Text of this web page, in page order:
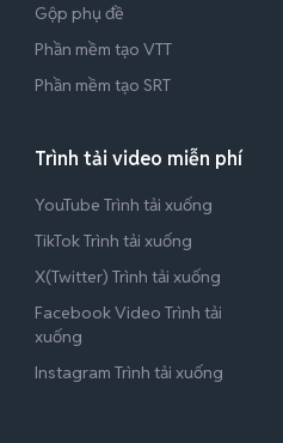
Gộp phụ đề
Phần mềm tạo VTT
Phần mềm tạo SRT
Trình tải video miễn phí
YouTube Trình tải xuống
TikTok Trình tải xuống
X(Twitter) Trình tải xuống
Facebook Video Trình tải
xuống
Instagram Trình tải xuống